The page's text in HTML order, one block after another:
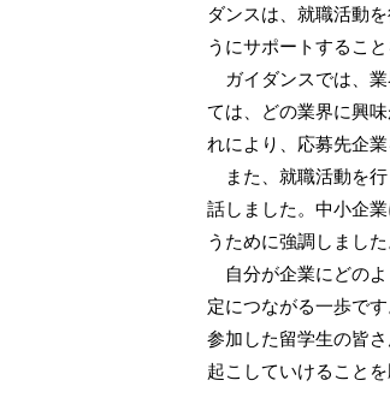
ダンスは、就職活動
うにサポートするこ
ガイダンスでは、業
ては、どの業界に興
れにより、応募先企
また、就職活動を行
話しました。中小企
うために強調しました
自分が企業にどのよ
定につながる一歩です
参加した留学生の皆
起こしていけることを